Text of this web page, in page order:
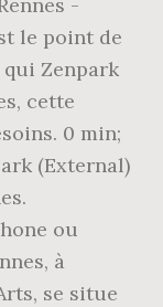
le point de
Zenpark
cette
0 min;
(External)
ou
à
se situe